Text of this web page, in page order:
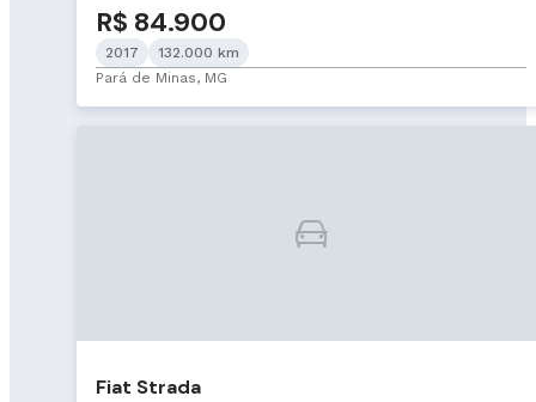
R$ 84.900
2017
132.000 km
Pará de Minas, MG
Fiat Strada